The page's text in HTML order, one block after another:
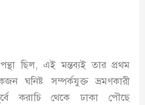
ছিল, এই মন্তব্যই তার প্রথম
ঘনিষ্ট সম্পর্কযুক্ত ভ্রমণকারী
করাচি থেকে ঢাকা পৌছে